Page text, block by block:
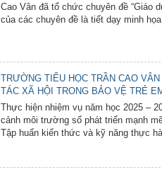
Cao Vân đã tổ chức chuyên đề “Giáo
của các chuyên đề là tiết dạy minh
TRƯỜNG TIỂU HỌC TRẦN CAO
TÁC XÃ HỘI TRONG BẢO VỆ TRẺ
Thực hiện nhiệm vụ năm học 2025 –
cảnh môi trường số phát triển mạnh
Tập huấn kiến thức và kỹ năng thực